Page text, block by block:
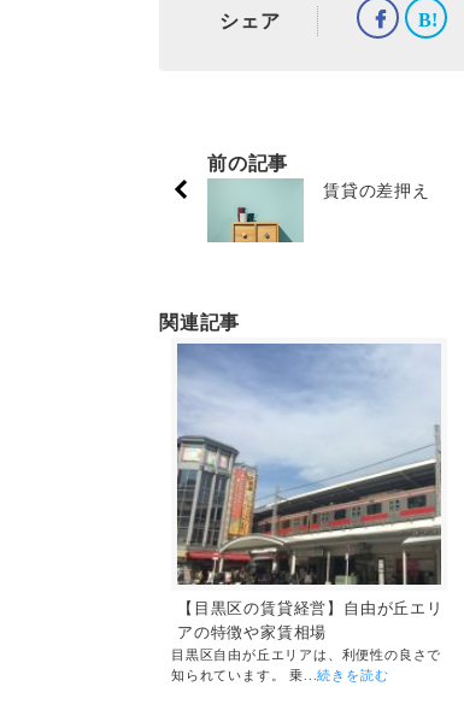
シェア
前の記事
賃貸の差押え
関連記事
【目黒区の賃貸経営】自由が丘エリ
アの特徴や家賃相場
目黒区自由が丘エリアは、利便性の良さで
知られています。 乗...続きを読む